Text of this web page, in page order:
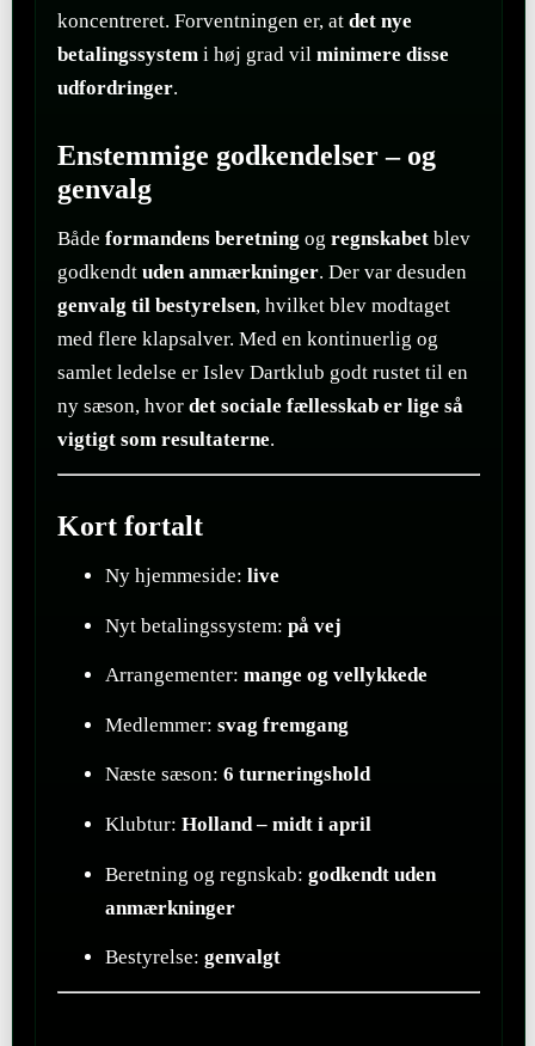
koncentreret. Forventningen er, at det nye
betalingssystem i høj grad vil minimere disse
udfordringer.
Enstemmige godkendelser – og
genvalg
Både formandens beretning og regnskabet blev
godkendt uden anmærkninger. Der var desuden
genvalg til bestyrelsen, hvilket blev modtaget
med flere klapsalver. Med en kontinuerlig og
samlet ledelse er Islev Dartklub godt rustet til en
ny sæson, hvor det sociale fællesskab er lige så
vigtigt som resultaterne.
Kort fortalt
Ny hjemmeside: live
Nyt betalingssystem: på vej
Arrangementer: mange og vellykkede
Medlemmer: svag fremgang
Næste sæson: 6 turneringshold
Klubtur: Holland – midt i april
Beretning og regnskab: godkendt uden
anmærkninger
Bestyrelse: genvalgt